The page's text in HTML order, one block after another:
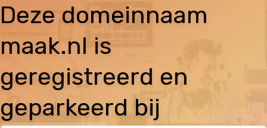
Deze domeinnaam
maak.nl is
geregistreerd en
geparkeerd bij